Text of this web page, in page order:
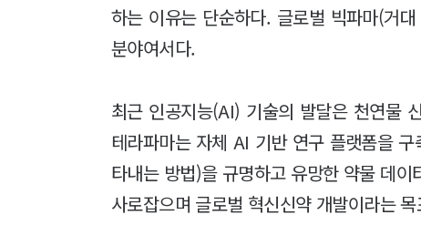
하는 이유는 단순하다. 글로벌 빅파마(거
분야여서다.
최근 인공지능(AI) 기술의 발달은 천연물
테라파마는 자체 AI 기반 연구 플랫폼을
타내는 방법)을 규명하고 유망한 약물 데
사로잡으며 글로벌 혁신신약 개발이라는